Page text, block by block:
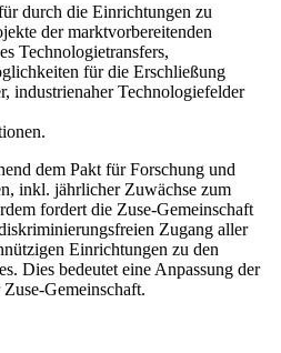
durch die Einrichtungen zu
der marktvorbereitenden
Technologietransfers,
für die Erschließung
industrienaher Technologiefelder
dem Pakt für Forschung und
inkl. jährlicher Zuwächse zum
fordert die Zuse-Gemeinschaft
Zugang aller
Einrichtungen zu den
Dies bedeutet eine Anpassung der
Gemeinschaft.